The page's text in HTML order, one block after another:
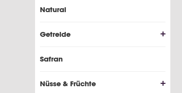
Natural
Getreide
Safran
Nüsse & Früchte